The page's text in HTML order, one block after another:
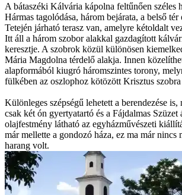
A bátaszéki Kálvária kápolna feltűnően széles
Hármas tagolódása, három bejárata, a belső tér
Tetején járható terasz van, amelyre kétoldalt
Itt áll a három szobor alakkal gazdagított
keresztje. A szobrok közül különösen
Mária Magdolna térdelő alakja. Innen
alapformából kiugró háromszintes torony,
fülkében az oszlophoz kötözött Krisztus
Különleges szépségű lehetett a berendezése
csak két ón gyertyatartó és a Fájdalmas Szüzet
olajfestmény látható az egyházművészeti
már mellette a gondozó háza, ez ma már nincs
harang volt.